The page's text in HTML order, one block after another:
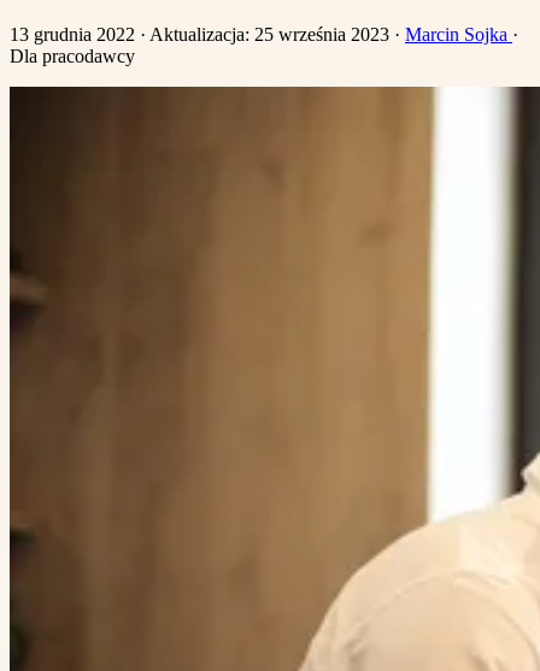
13 grudnia 2022 · Aktualizacja: 25 września 2023 · Marcin Sojka ·
Dla pracodawcy